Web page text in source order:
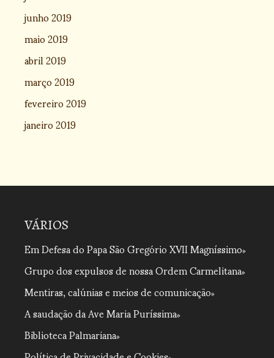
junho 2019
maio 2019
abril 2019
março 2019
fevereiro 2019
janeiro 2019
VÁRIOS
Em Defesa do Papa São Gregório XVII Magníssimo
Grupo dos expulsos de nossa Ordem Carmelitana
Mentiras, calúnias e meios de comunicação
A saudação da Ave Maria Puríssima
Biblioteca Palmariana